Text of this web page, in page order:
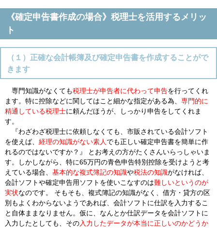
《確定申告書作成の場合》税理士を活用するメリッ
ト
（１）正確な会計帳簿及び確定申告書を作成することがで
きます
専門知識がなくても税理士が申告者に代わって申告を行ってくれ
ます。特に控除などに関してはこと細かな指定がある為、 専門的に
精通している税理士に頼んだほうが、しっかり申告をしてくれま
す。
『わざわざ税理士に依頼しなくても、市販されている会計ソフト
を使えば、 経理の知識がない素人でも正しい確定申告書を簡単に作
れるのではないですか？』 とお考えの方がたくさんいらっしゃいま
す。しかしながら、特に65万円の青色申告特別控除を受けようと考
えている場合、 基本的な複式簿記の知識や税法の知識がなければ、
会計ソフトや確定申告用ソフトを使いこなすのは難しいというのが
実状なのです。 そもそも、複式簿記の知識がなく、借方・貸方の区
別もよくわからないようであれば、会計ソフトに仕訳を入力するこ
と自体ままなりません。仮に、なんとか仕訳データを会計ソフトに
入力したとしても、その入力したデータが本当に正しいのかどうか